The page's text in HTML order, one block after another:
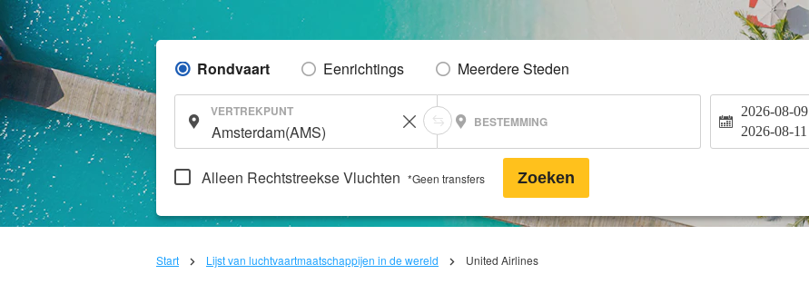
Rondvaart Eenrichtings Meerdere Steden
VERTREKPUNT
BESTEMMING
2026-08-09
2026-08-11
Alleen Rechtstreekse Vluchten *Geen transfers Zoeken
Start Lijst van luchtvaartmaatschappijen in de wereld United Airlines